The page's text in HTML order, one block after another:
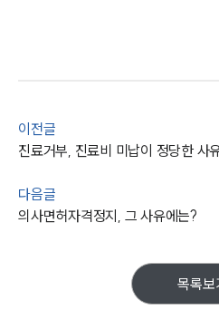
이전글
진료거부, 진료비 미납이 정당한 사
다음글
의사면허자격정지, 그 사유에는?
목록보